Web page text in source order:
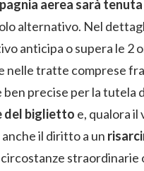
aerea sarà
alternativo. Nel
anticipa o supera le 2
nelle tratte comprese
precise per la tutela
del biglietto e, qualora il
anche il diritto a un